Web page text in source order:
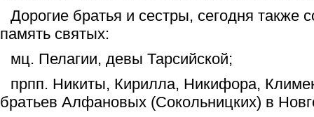
Дорогие братья и сестры, сегодня также
память святых:
мц. Пелагии, девы Тарсийской;
прпп. Никиты, Кирилла, Никифора,
братьев Алфановых (Сокольницких) в